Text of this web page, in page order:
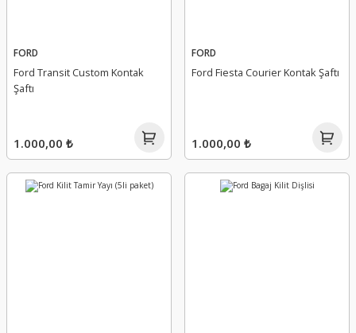
FORD
Ford Transit Custom Kontak
Şaftı
1.000,00 ₺
FORD
Ford Fiesta Courier Kontak Şaftı
1.000,00 ₺